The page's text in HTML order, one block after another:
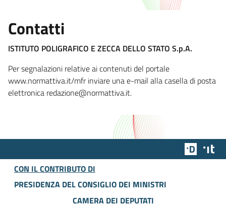
Contatti
ISTITUTO POLIGRAFICO E ZECCA DELLO STATO S.p.A.
Per segnalazioni relative ai contenuti del portale
www.normattiva.it/mfr inviare una e-mail alla casella di posta
elettronica redazione@normattiva.it.
Team
CON IL CONTRIBUTO DI
PRESIDENZA DEL CONSIGLIO DEI MINISTRI
CAMERA DEI DEPUTATI